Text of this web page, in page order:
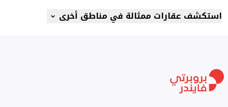
استكشف عقارات ممثالة في مناطق أخرى